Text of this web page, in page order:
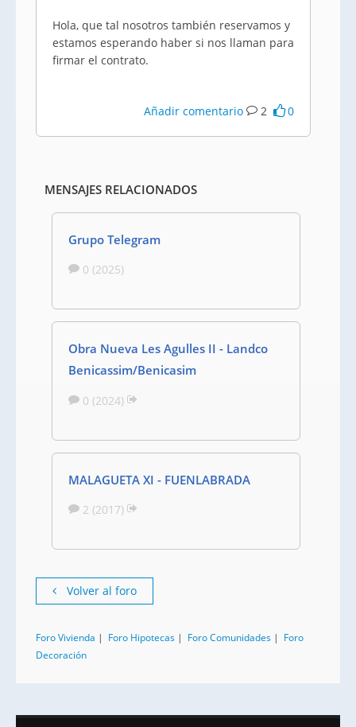
Hola, que tal nosotros también reservamos y
estamos esperando haber si nos llaman para
firmar el contrato.
Añadir comentario 2 0
MENSAJES RELACIONADOS
Grupo Telegram
0 (2025)
Obra Nueva Les Agulles II - Landco
Benicassim/Benicasim
0 (2024)
MALAGUETA XI - FUENLABRADA
2 (2017)
Volver al foro
Foro Vivienda | Foro Hipotecas | Foro Comunidades | Foro
Decoración